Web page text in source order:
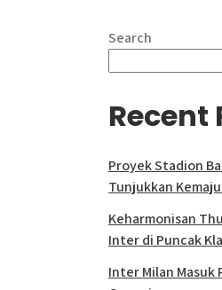
Search
Recent
Proyek Stadion
Tunjukkan
Keharmonisan
Inter di Puncak
Inter Milan Masuk